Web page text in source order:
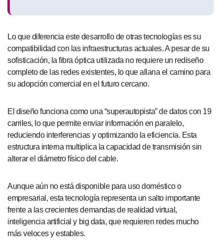
Lo que diferencia este desarrollo de otras tecnologías es su
compatibilidad con las infraestructuras actuales. A pesar de su
sofisticación, la fibra óptica utilizada no requiere un rediseño
completo de las redes existentes, lo que allana el camino para
su adopción comercial en el futuro cercano.
El diseño funciona como una “superautopista” de datos con 19
carriles, lo que permite enviar información en paralelo,
reduciendo interferencias y optimizando la eficiencia. Esta
estructura interna multiplica la capacidad de transmisión sin
alterar el diámetro físico del cable.
Aunque aún no está disponible para uso doméstico o
empresarial, esta tecnología representa un salto importante
frente a las crecientes demandas de realidad virtual,
inteligencia artificial y big data, que requieren redes mucho
más veloces y estables.